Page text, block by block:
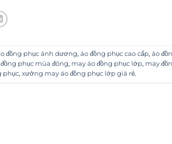
đồng phục ánh dương, áo đồng phục cao cấp, áo
đồng phục mùa đông, may áo đồng phục lớp, may
phục, xưởng may áo đồng phục lớp giá rẻ.